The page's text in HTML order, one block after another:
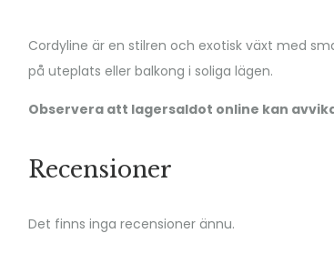
Cordyline är en stilren och exotisk växt med
på uteplats eller balkong i soliga lägen.
Observera att lagersaldot online kan
Recensioner
Det finns inga recensioner ännu.